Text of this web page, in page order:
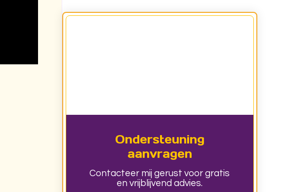
Ondersteuning
aanvragen
Contacteer mij gerust voor gratis
en vrijblijvend advies.